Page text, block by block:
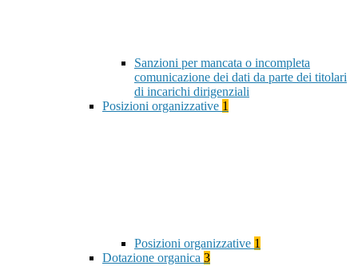
Sanzioni per mancata o incompleta
comunicazione dei dati da parte dei titolari
di incarichi dirigenziali
Posizioni organizzative 1
Posizioni organizzative 1
Dotazione organica 3